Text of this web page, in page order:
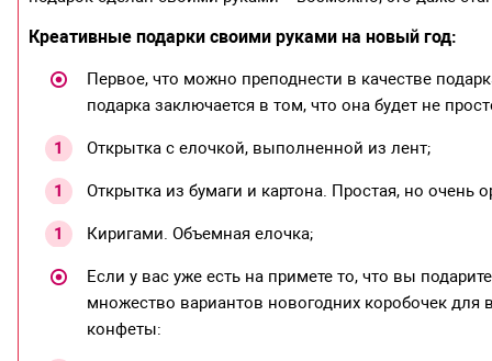
Креативные подарки своими руками на новый год:
Первое, что можно преподнести в качестве
подарка заключается в том, что она будет не
Открытка с елочкой, выполненной из лент;
Открытка из бумаги и картона. Простая, но очень
Киригами. Объемная елочка;
Если у вас уже есть на примете то, что вы
множество вариантов новогодних коробочек для
конфеты: